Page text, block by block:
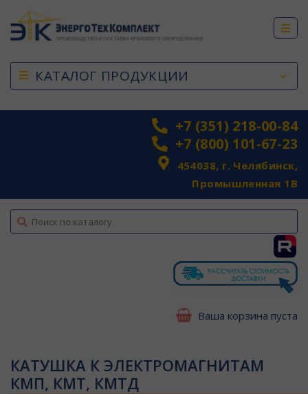
КАТАЛОГ ПРОДУКЦИИ
+7 (351) 218-00-84
+7 (800) 101-67-23
454038, г. Челябинск,
Промышленная 1В
top
Ваша корзина пуста
КАТУШКА К ЭЛЕКТРОМАГНИТАМ
КМП, КМТ, КМТД